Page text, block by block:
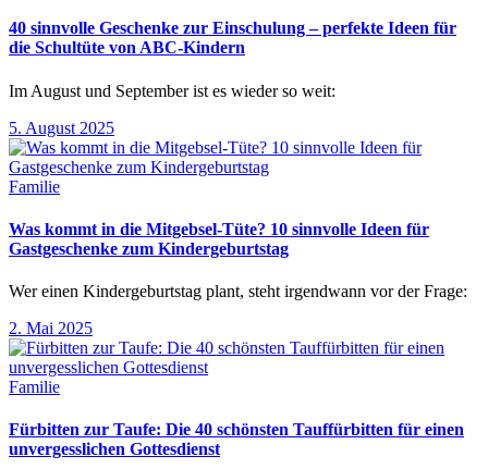
40 sinnvolle Geschenke zur Einschulung – perfekte Ideen für
die Schultüte von ABC-Kindern
Im August und September ist es wieder so weit:
5. August 2025
Familie
Was kommt in die Mitgebsel-Tüte? 10 sinnvolle Ideen für
Gastgeschenke zum Kindergeburtstag
Wer einen Kindergeburtstag plant, steht irgendwann vor der Frage:
2. Mai 2025
Familie
Fürbitten zur Taufe: Die 40 schönsten Tauffürbitten für einen
unvergesslichen Gottesdienst